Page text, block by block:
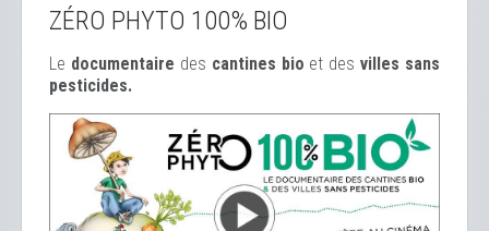
ZÉRO PHYTO 100% BIO
Le documentaire des cantines bio et desvilles sans
pesticides.